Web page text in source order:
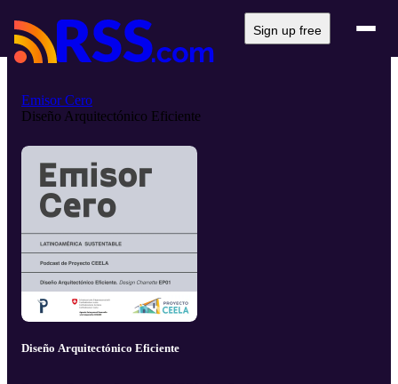
Sign up free
Emisor Cero
Diseño Arquitectónico Eficiente
Diseño Arquitectónico Eficiente